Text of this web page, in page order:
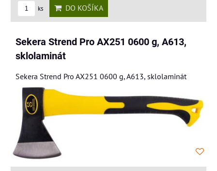
ks DO KOŠÍKA
Sekera Strend Pro AX251 0600 g, A613,
sklolaminát
Sekera Strend Pro AX251 0600 g, A613, sklolaminát